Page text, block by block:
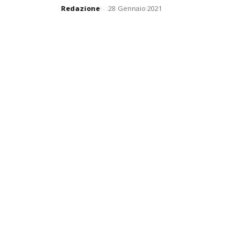
Redazione - 28 Gennaio 2021